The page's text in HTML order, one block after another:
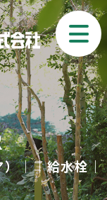
｜｜給水栓｜